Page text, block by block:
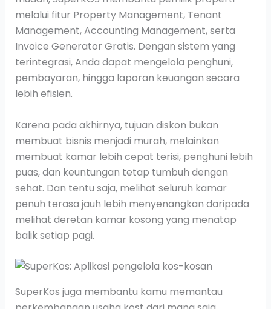
melalui fitur Property Management, Tenant
Management, Accounting Management, serta
Invoice Generator Gratis. Dengan sistem yang
terintegrasi, Anda dapat mengelola penghuni,
pembayaran, hingga laporan keuangan secara
lebih efisien.
Karena pada akhirnya, tujuan diskon bukan
membuat bisnis menjadi murah, melainkan
membuat kamar lebih cepat terisi, penghuni lebih
puas, dan keuntungan tetap tumbuh dengan
sehat. Dan tentu saja, melihat seluruh kamar
penuh terasa jauh lebih menyenangkan daripada
melihat deretan kamar kosong yang menatap
balik setiap pagi.
SuperKos juga membantu kamu memantau